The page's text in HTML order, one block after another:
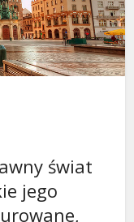
świat
jego